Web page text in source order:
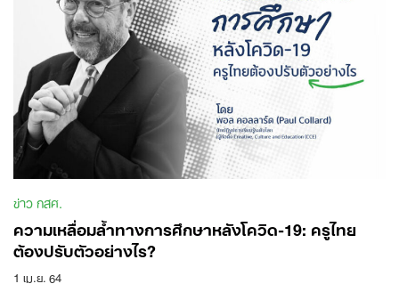
ข่าว กสศ.
ความเหลื่อมล้ำทางการศึกษาหลังโควิด-19: ครูไทย
ต้องปรับตัวอย่างไร?
1 เม.ย. 64